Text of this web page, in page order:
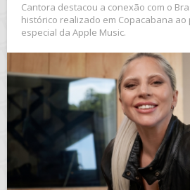
Cantora destacou a conexão com o
histórico realizado em Copacabana
especial da Apple Music.